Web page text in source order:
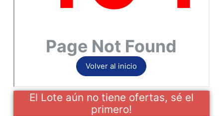
El Lote aún no tiene ofertas, sé el
primero!